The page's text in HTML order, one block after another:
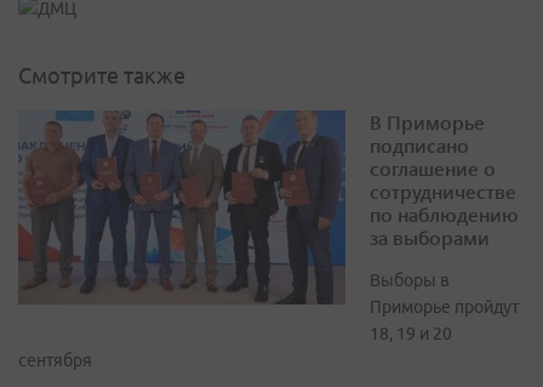
Смотрите также
В Приморье
подписано
соглашение о
сотрудничестве
по наблюдению
за выборами
Выборы в
Приморье пройдут
18, 19 и 20
сентября